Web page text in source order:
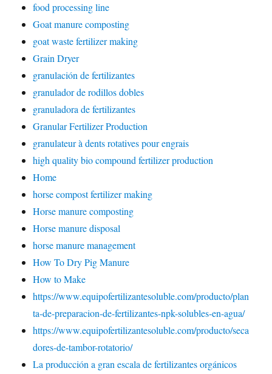
food processing line
Goat manure composting
goat waste fertilizer making
Grain Dryer
granulación de fertilizantes
granulador de rodillos dobles
granuladora de fertilizantes
Granular Fertilizer Production
granulateur à dents rotatives pour engrais
high quality bio compound fertilizer production
Home
horse compost fertilizer making
Horse manure composting
Horse manure disposal
horse manure management
How To Dry Pig Manure
How to Make
https://www.equipofertilizantesoluble.com/producto/plan
ta-de-preparacion-de-fertilizantes-npk-solubles-en-agua/
https://www.equipofertilizantesoluble.com/producto/seca
dores-de-tambor-rotatorio/
La producción a gran escala de fertilizantes orgánicos